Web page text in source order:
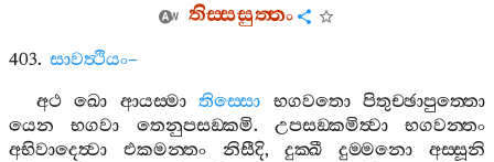
තිස‍්සසුත‍්තං
403. සාවත්‍ථියං–
අථ
ඛො ආයස‍්මා තිස‍්සො භගවතො
පිතුච‍්ඡාපුත‍්තො
යෙන
භගවා තෙනුපසඞ‍්කමි. උපසඞ‍්කමිත්‍වා
භගවන‍්තං
අභිවාදෙත්‍වා
එකමන‍්තං නිසීදි,දුක‍්ඛී දුම‍්මනො
අස‍්සූනි